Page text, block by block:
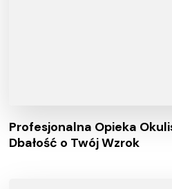
Profesjonalna Opieka
Dbałość o Twój Wzrok